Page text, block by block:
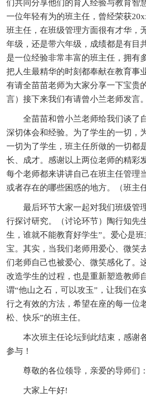
们共同分享他们的育人经验与教育智
一位年轻有为的班主任，曾经荣获
班主任，在班级管理方面很有才华，
年级，还是带六年级，成绩都是有目
是一位经验非常丰富的班主任，拥有
把人生最精华的时刻都奉献在教育事
有请全苗苗老师为大家分享一下宝贵
言）接下来我们有请曾小兰老师发言
全苗苗和曾小兰老师给我们谈了
深切体会和经验。为了学生的一切，
一切为了学生，班主任所做的一切都
长、成才。感谢以上两位老师的精彩
每个老师都来讲讲自己在班主任管理
或者存在的哪些困惑的地方。（班主
最后环节大家一起对我们班级管
行探讨研究。（讨论环节）陶行知先
生，谁就不能教育好学生”。爱心是
宝。其实，当我们老师用爱心、微笑
们老师自己也被爱心、微笑感化了。
改造学生的过程，也是重新塑造教师
谓“他山之石，可以攻玉”，让我们在
行之有效的方法，希望在座的每一位
松、快乐”的班主任。
本次班主任论坛到此结束，感谢
参与！
尊敬的各位领导，亲爱的导师们：
大家上午好!